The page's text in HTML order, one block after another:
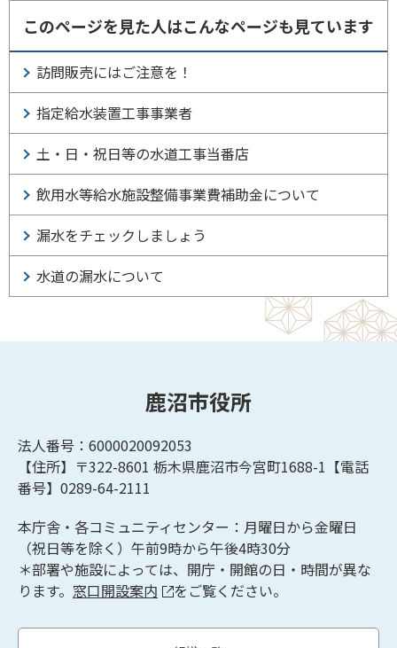
このページを見た人はこんなページも見ています
訪問販売にはご注意を！
指定給水装置工事事業者
土・日・祝日等の水道工事当番店
飲用水等給水施設整備事業費補助金について
漏水をチェックしましょう
水道の漏水について
鹿沼市役所
法人番号：6000020092053
【住所】〒322-8601 栃木県鹿沼市今宮町1688-1【電話
番号】0289-64-2111
本庁舎・各コミュニティセンター：月曜日から金曜日
（祝日等を除く）午前9時から午後4時30分
＊部署や施設によっては、開庁・開館の日・時間が異な
ります。 窓口開設案内 をご覧ください。